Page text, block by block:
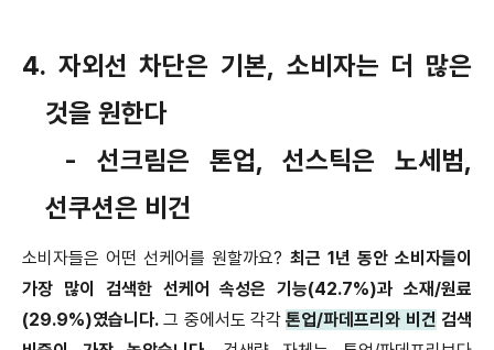
4. 자외선 차단은 기본, 소비자는 더 많은
것을 원한다
- 선크림은 톤업,선스틱은 노세범,
선쿠션은 비건
소비자들은 어떤 선케어를 원할까요? 최근 1년 동안 소비자들이
가장 많이 검색한 선케어 속성은 기능(42.7%)과 소재/원료
(29.9%)였습니다.그 중에서도 각각톤업/파데프리와 비건 검색